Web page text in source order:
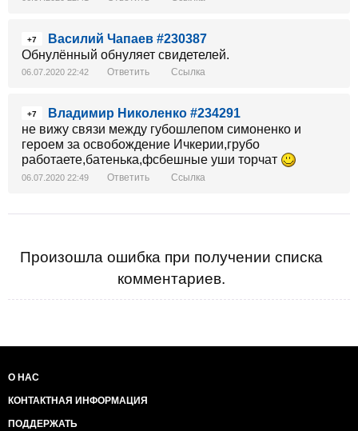
+7
Василий Чапаев #230387
Обнулённый обнуляет свидетелей.
06.07.2020 22:42 Ответить Ссылка
+7
Владимир Николенко #234291
не вижу связи между губошлепом симоненко и
героем за освобождение Ичкерии,грубо
работаете,батенька,фсбешные уши торчат
06.07.2020 22:49 Ответить Ссылка
Произошла ошибка при получении списка
комментариев.
О НАС
КОНТАКТНАЯ ИНФОРМАЦИЯ
ПОДДЕРЖАТЬ